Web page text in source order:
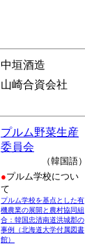
中垣酒造
山崎合資会社
プルム野菜生産
委員会
（韓国語）
●プルム学校につい
て
プルム学校を基点とした有
機農業の展開と農村協同組
合：韓国忠清南道洪城郡の
事例（北海道大学付属図書
館）